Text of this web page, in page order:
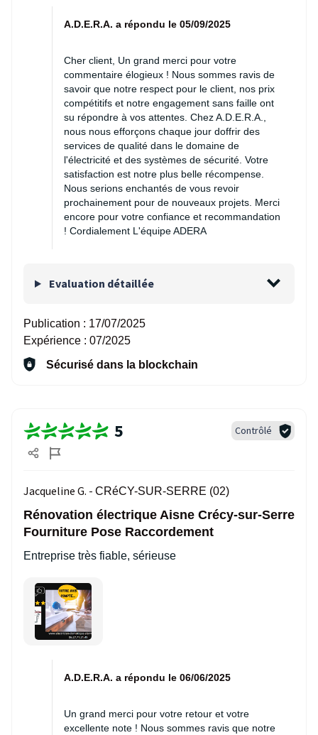
A.D.E.R.A. a répondu le 05/09/2025
Cher client, Un grand merci pour votre
commentaire élogieux ! Nous sommes ravis de
savoir que notre respect pour le client, nos prix
compétitifs et notre engagement sans faille ont
su répondre à vos attentes. Chez A.D.E.R.A.,
nous nous efforçons chaque jour doffrir des
services de qualité dans le domaine de
l'électricité et des systèmes de sécurité. Votre
satisfaction est notre plus belle récompense.
Nous serions enchantés de vous revoir
prochainement pour de nouveaux projets. Merci
encore pour votre confiance et recommandation
! Cordialement L'équipe ADERA
Evaluation détaillée
Publication : 17/07/2025
Expérience : 07/2025
Sécurisé dans la blockchain
5 Contrôlé
Jacqueline G. - CRéCY-SUR-SERRE (02)
Rénovation électrique Aisne Crécy-sur-Serre
Fourniture Pose Raccordement
Entreprise très fiable, sérieuse
A.D.E.R.A. a répondu le 06/06/2025
Un grand merci pour votre retour et votre
excellente note ! Nous sommes ravis que notre